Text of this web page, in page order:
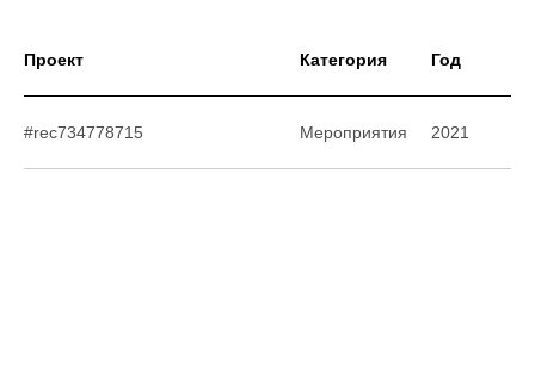
Проект Категория Год
#rec734778715 Мероприятия 2021